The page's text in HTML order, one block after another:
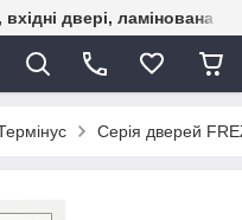
двері, ламінована
Серія дверей